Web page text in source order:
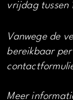
vrijdag tussen
Vanwege de
bereikbaar
Meer